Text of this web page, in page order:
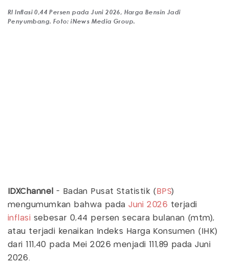
RI Inflasi 0,44 Persen pada Juni 2026, Harga Bensin Jadi
Penyumbang. Foto: iNews Media Group.
IDXChannel - Badan Pusat Statistik ( BPS)
mengumumkan bahwa padaJuni 2026 terjadi
inflasi sebesar 0,44 persen secara bulanan (mtm),
atau terjadi kenaikan Indeks Harga Konsumen (IHK)
dari 111,40 pada Mei 2026 menjadi 111,89 pada Juni
2026.